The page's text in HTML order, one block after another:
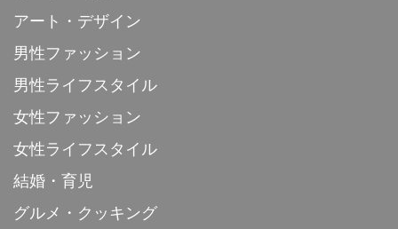
アート・デザイン
男性ファッション
男性ライフスタイル
女性ファッション
女性ライフスタイル
結婚・育児
グルメ・クッキング